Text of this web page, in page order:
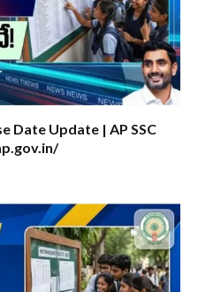
Date Update | AP SSC